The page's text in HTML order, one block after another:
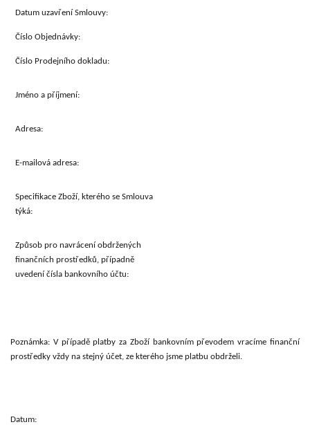
Datum uzavření Smlouvy:
Číslo Objednávky:
Číslo Prodejního dokladu:
Jméno a příjmení:
Adresa:
E-mailová adresa:
Specifikace Zboží, kterého se Smlouva
týká:
Způsob pro navrácení obdržených
finančních prostředků, případně
uvedení čísla bankovního účtu:
Poznámka: V případě platby za Zboží bankovním převodem vracíme finanční
prostředky vždy na stejný účet, ze kterého jsme platbu obdrželi.
Datum: